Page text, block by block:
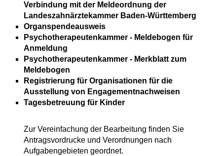
Verbindung mit der Meldeordnung der
Landeszahnärztekammer Baden-Württemberg
Organspendeausweis
Psychotherapeutenkammer - Meldebogen für
Anmeldung
Psychotherapeutenkammer - Merkblatt zum
Meldebogen
Registrierung für Organisationen für die
Ausstellung von Engagementnachweisen
Tagesbetreuung für Kinder
Zur Vereinfachung der Bearbeitung finden Sie
Antragsvordrucke und Verordnungen nach
Aufgabengebieten geordnet.